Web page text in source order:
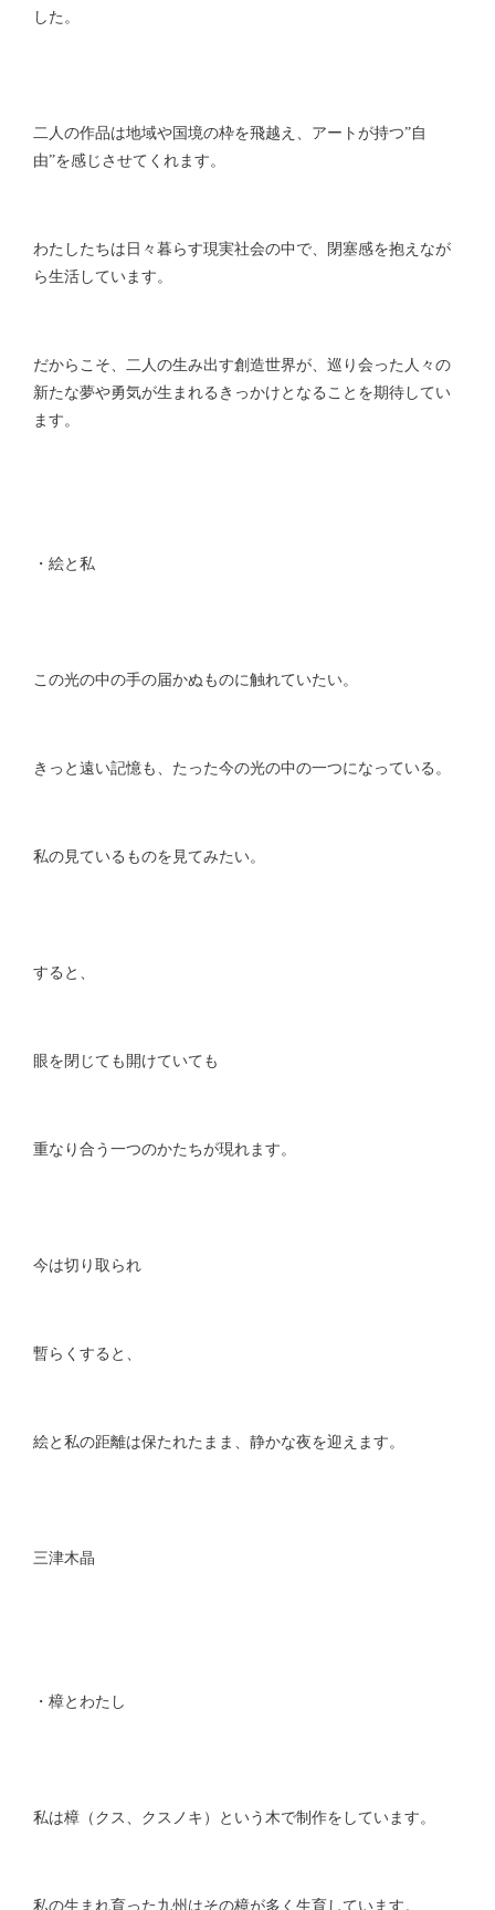
した。
二人の作品は地域や国境の枠を飛越え、アートが持つ”自
由”を感じさせてくれます。
わたしたちは日々暮らす現実社会の中で、閉塞感を抱えなが
ら生活しています。
だからこそ、二人の生み出す創造世界が、巡り会った人々の
新たな夢や勇気が生まれるきっかけとなることを期待してい
ます。
・絵と私
この光の中の手の届かぬものに触れていたい。
きっと遠い記憶も、たった今の光の中の一つになっている。
私の見ているものを見てみたい。
すると、
眼を閉じても開けていても
重なり合う一つのかたちが現れます。
今は切り取られ
暫らくすると、
絵と私の距離は保たれたまま、静かな夜を迎えます。
三津木晶
・樟とわたし
私は樟（クス、クスノキ）という木で制作をしています。
私の生まれ育った九州はその樟が多く生育しています。